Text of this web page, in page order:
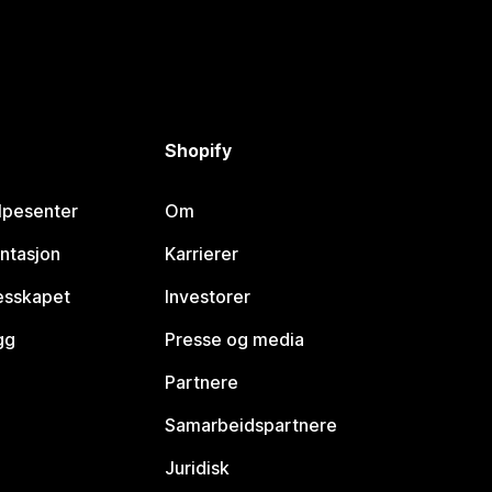
Shopify
Om
Karrierer
Investorer
Presse og media
Partnere
Samarbeidspartnere
Juridisk